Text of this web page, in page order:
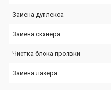
Замена дуплекса
Замена сканера
Чистка блока проявки
Замена лазера